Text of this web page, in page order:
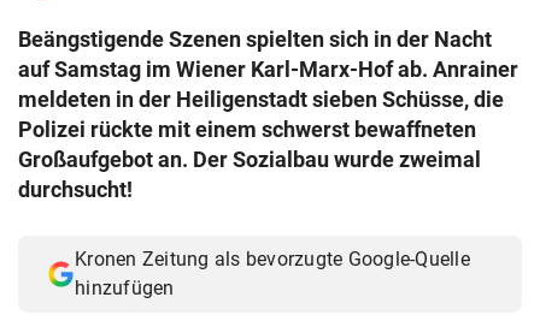
search
eingeben
© Krone Multimedia GmbH & Co KG 2026
Muthgasse 2, 1190 Wien
Beängstigende Szenen spielten sich in der Nacht
auf Samstag im Wiener Karl-Marx-Hof ab. Anrainer
meldeten in der Heiligenstadt sieben Schüsse, die
Polizei rückte mit einem schwerst bewaffneten
Großaufgebot an. Der Sozialbau wurde zweimal
durchsucht!
Kronen Zeitung als bevorzugte Google-Quelle
hinzufügen